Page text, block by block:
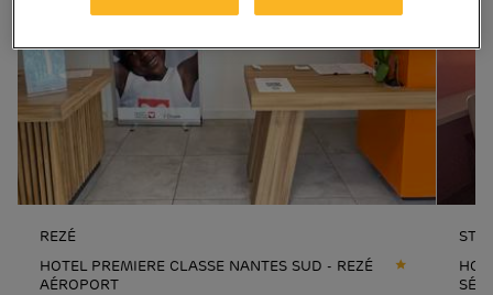
REZÉ
HOTEL PREMIERE CLASSE NANTES SUD - REZÉ
AÉROPORT
ST-